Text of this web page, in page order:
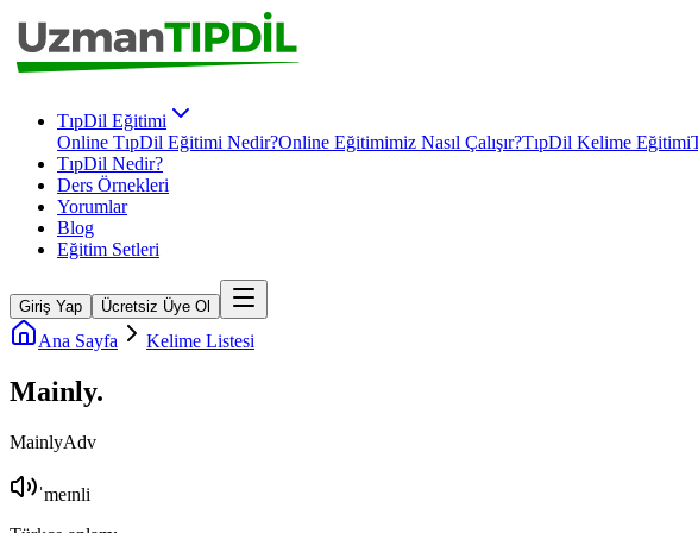
TıpDil Eğitimi
Online TıpDil Eğitimi Nedir?Online Eğitimimiz Nasıl Çalışır?TıpDil Kelime Eğitimi
TıpDil Nedir?
Ders Örnekleri
Yorumlar
Blog
Eğitim Setleri
Giriş Yap Ücretsiz Üye Ol
Ana Sayfa Kelime Listesi
Mainly.
MainlyAdv
ˈmeɪnli